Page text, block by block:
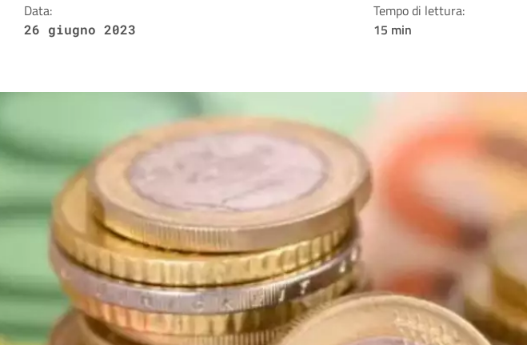
Data:
26 giugno 2023
Tempo di lettura:
15 min